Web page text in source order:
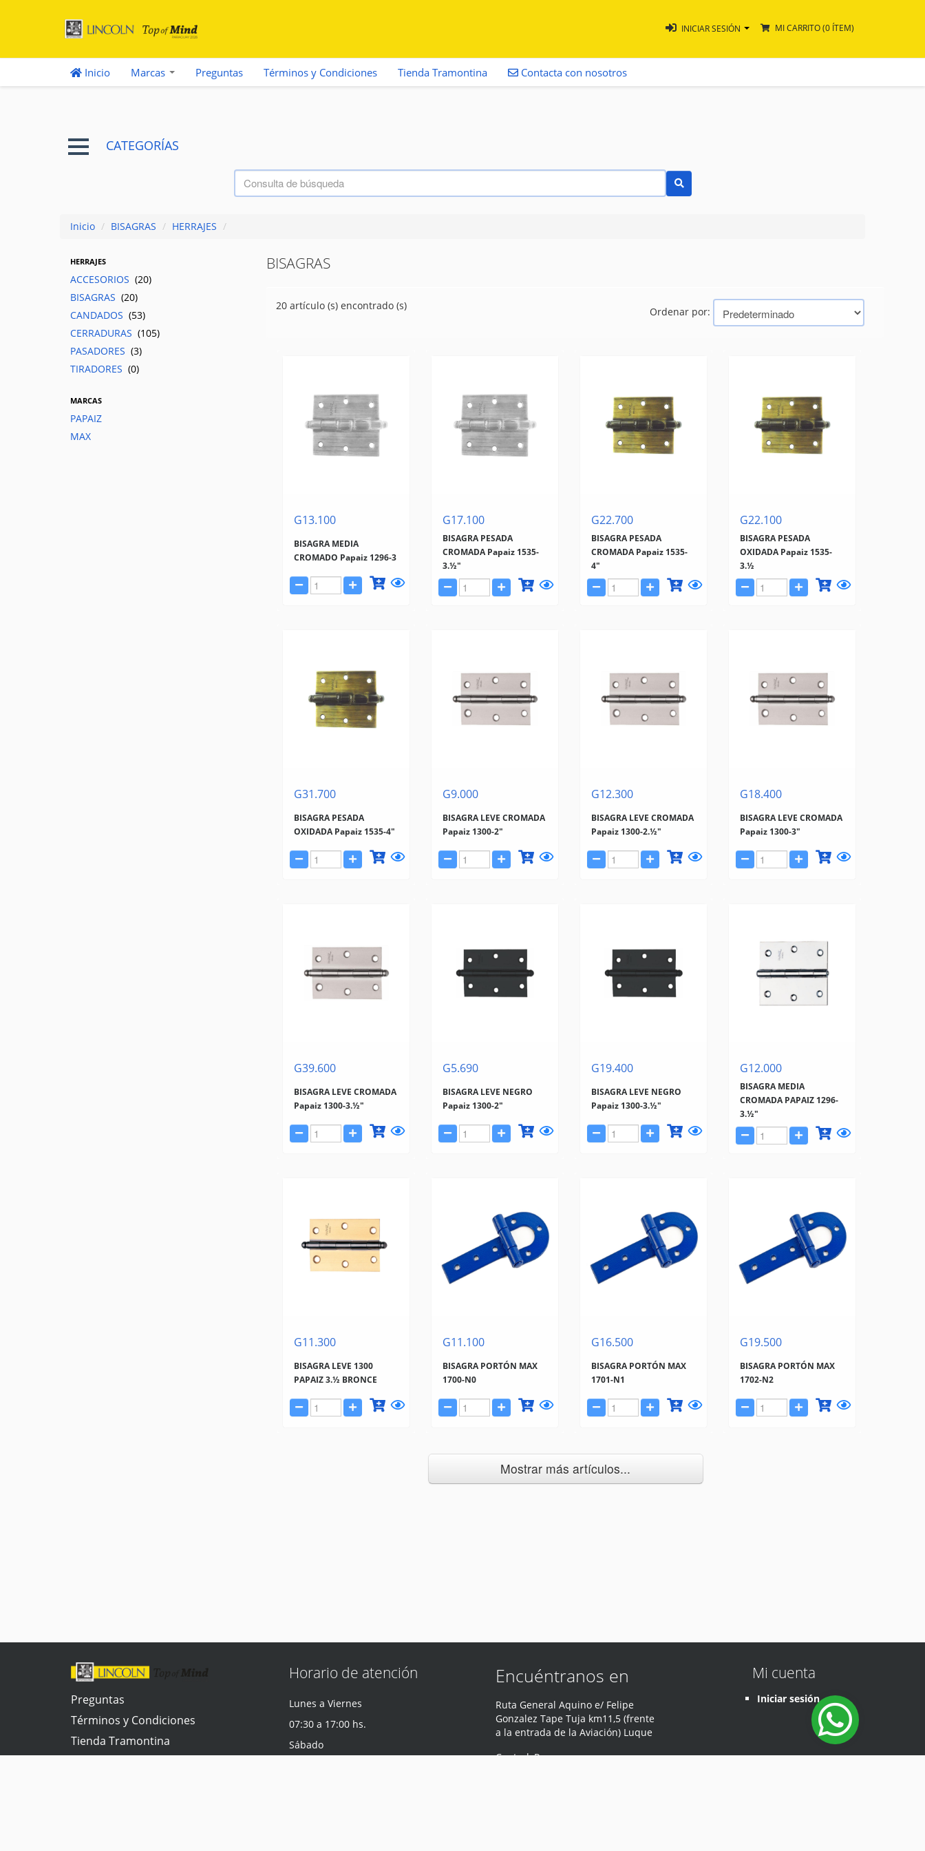
INICIAR SESIÓN MI CARRITO(0 ÍTEM)
Inicio Marcas Preguntas Términos y Condiciones Tienda Tramontina Contacta con nosotros
CATEGORÍAS
Inicio / BISAGRAS / HERRAJES /
HERRAJES
ACCESORIOS (20)
BISAGRAS (20)
CANDADOS (53)
CERRADURAS (105)
PASADORES (3)
TIRADORES (0)
MARCAS
PAPAIZ
MAX
BISAGRAS
20 artículo (s) encontrado (s) Ordenar por:
G13.100
BISAGRA MEDIA
CROMADO Papaiz 1296-3
G17.100
BISAGRA PESADA
CROMADA Papaiz 1535-
3.½"
G22.700
BISAGRA PESADA
CROMADA Papaiz 1535-
4"
G22.100
BISAGRA PESADA
OXIDADA Papaiz 1535-
3.½
G31.700
BISAGRA PESADA
OXIDADA Papaiz 1535-4"
G9.000
BISAGRA LEVE CROMADA
Papaiz 1300-2"
G12.300
BISAGRA LEVE CROMADA
Papaiz 1300-2.½"
G18.400
BISAGRA LEVE CROMADA
Papaiz 1300-3"
G39.600
BISAGRA LEVE CROMADA
Papaiz 1300-3.½"
G5.690
BISAGRA LEVE NEGRO
Papaiz 1300-2"
G19.400
BISAGRA LEVE NEGRO
Papaiz 1300-3.½"
G12.000
BISAGRA MEDIA
CROMADA PAPAIZ 1296-
3.½"
G11.300
BISAGRA LEVE 1300
PAPAIZ 3.½ BRONCE
G11.100
BISAGRA PORTÓN MAX
1700-N0
G16.500
BISAGRA PORTÓN MAX
1701-N1
G19.500
BISAGRA PORTÓN MAX
1702-N2
Mostrar más artículos...
Preguntas
Términos y Condiciones
Tienda Tramontina
Horario de atención
Lunes a Viernes
07:30 a 17:00 hs.
Sábado
Encuéntranos en
Ruta General Aquino e/ Felipe
Gonzalez Tape Tuja km11,5 (frente
a la entrada de la Aviación) Luque
Central,Paraguay
Mi cuenta
Iniciar sesión